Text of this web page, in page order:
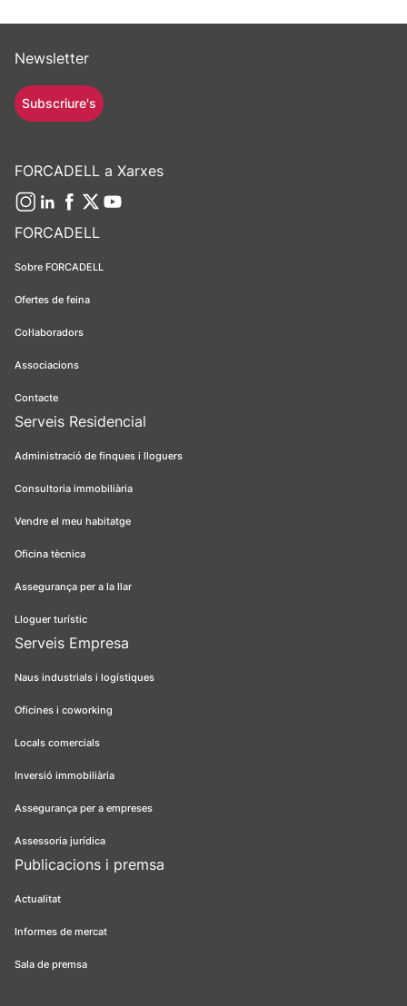
FORCADELL
Sobre FORCADELL
Ofertes de feina
Col·laboradors
Associacions
Contacte
Serveis Residencial
Administració de finques i lloguers
Consultoria immobiliària
Vendre el meu habitatge
Oficina tècnica
Assegurança per a la llar
Lloguer turístic
Serveis Empresa
Naus industrials i logístiques
Oficines i coworking
Locals comercials
Inversió immobiliària
Assegurança per a empreses
Assessoria jurídica
Publicacions i premsa
Actualitat
Informes de mercat
Sala de premsa
Newsletter
Subscriure's
FORCADELL a Xarxes